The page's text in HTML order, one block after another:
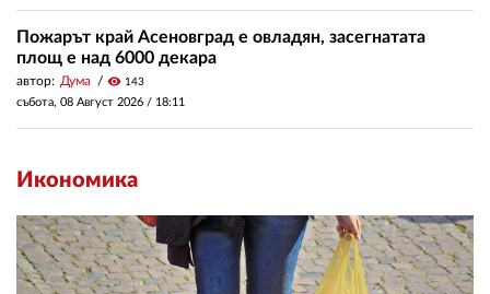
Пожарът край Асеновград е овладян, засегнатата
площ е над 6000 декара
автор: Дума visibility 143
събота, 08 Август 2026 / 18:11
Икономика